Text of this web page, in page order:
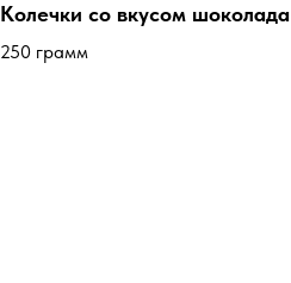
Колечки со вкусом шоколада
250 грамм